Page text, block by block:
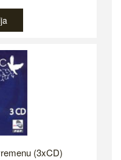
(3xCD)